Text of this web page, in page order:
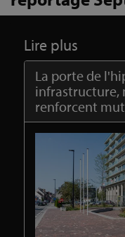
Lire plus
La porte de
infrastructure,
renforcent